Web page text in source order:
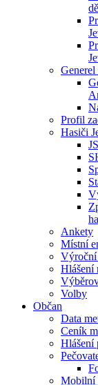
Generel
Profil
Hasiči
Ankety
Místní
Výroční
Hlášení
Volby
Občan
Data
Ceník
Hlášení
Mobilní